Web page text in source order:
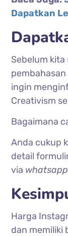
Dapatkan
Sebelum
pembahasan
ingin
Creativism
Bagaimana
Anda cukup
detail
via whatsapp
Harga
dan memiliki